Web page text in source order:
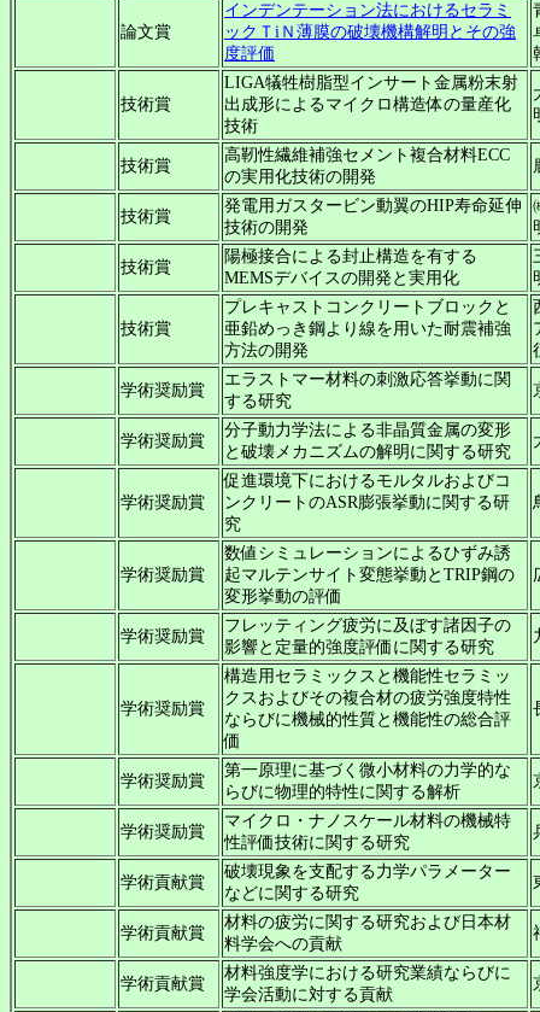
論文賞
インデンテーション法におけるセラミ
ックＴiＮ薄膜の破壊機構解明とその強
度評価
技術賞
LIGA犠牲樹脂型インサート金属粉末射
出成形によるマイクロ構造体の量産化
技術
技術賞
高靭性繊維補強セメント複合材料ECC
の実用化技術の開発
技術賞
発電用ガスタービン動翼のHIP寿命延伸
技術の開発
技術賞
陽極接合による封止構造を有する
MEMSデバイスの開発と実用化
技術賞
プレキャストコンクリートブロックと
亜鉛めっき鋼より線を用いた耐震補強
方法の開発
学術奨励賞
エラストマー材料の刺激応答挙動に関
する研究
学術奨励賞
分子動力学法による非晶質金属の変形
と破壊メカニズムの解明に関する研究
学術奨励賞
促進環境下におけるモルタルおよびコ
ンクリートのASR膨張挙動に関する研
究
学術奨励賞
数値シミュレーションによるひずみ誘
起マルテンサイト変態挙動とTRIP鋼の
変形挙動の評価
学術奨励賞
フレッティング疲労に及ぼす諸因子の
影響と定量的強度評価に関する研究
学術奨励賞
構造用セラミックスと機能性セラミッ
クスおよびその複合材の疲労強度特性
ならびに機械的性質と機能性の総合評
価
学術奨励賞
第一原理に基づく微小材料の力学的な
らびに物理的特性に関する解析
学術奨励賞
マイクロ・ナノスケール材料の機械特
性評価技術に関する研究
学術貢献賞
破壊現象を支配する力学パラメーター
などに関する研究
学術貢献賞
材料の疲労に関する研究および日本材
料学会への貢献
学術貢献賞
材料強度学における研究業績ならびに
学会活動に対する貢献